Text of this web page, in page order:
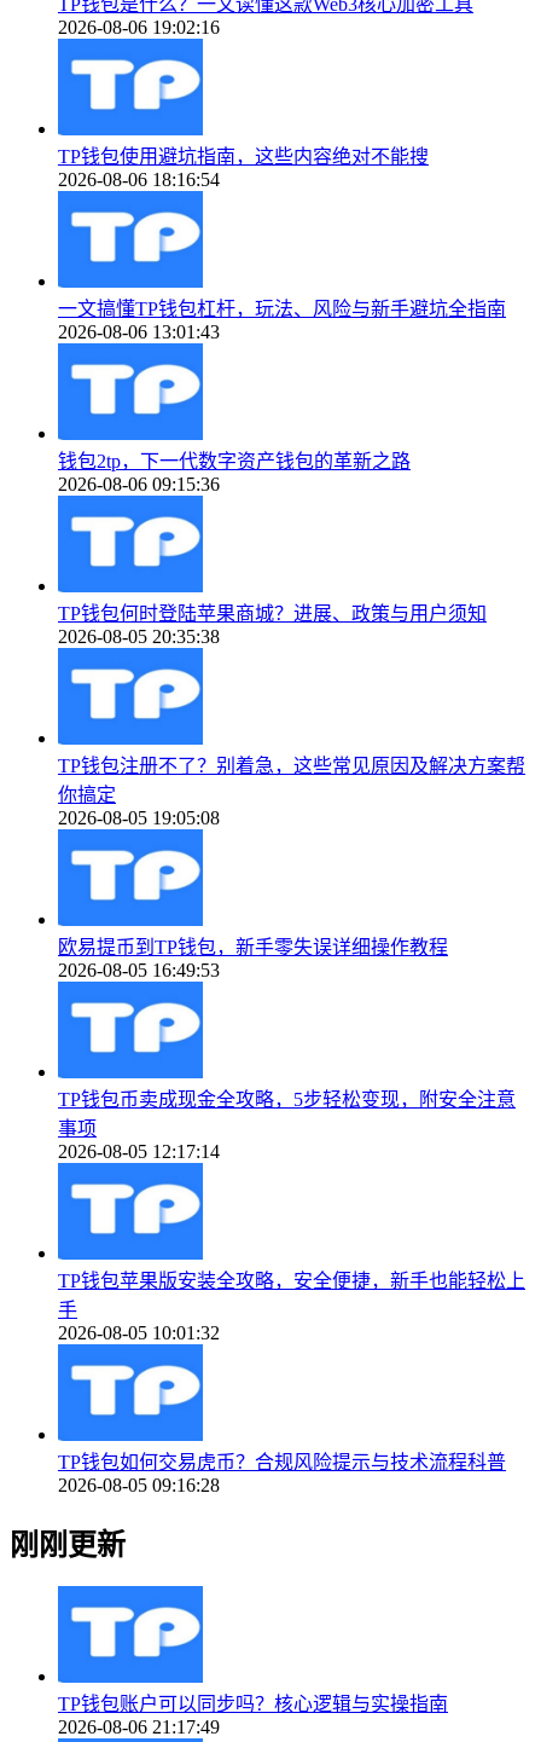
2026-08-06 19:02:16
TP钱包使用避坑指南，这些内容绝对不能搜
2026-08-06 18:16:54
一文搞懂TP钱包杠杆，玩法、风险与新手避坑全指南
2026-08-06 13:01:43
钱包2tp，下一代数字资产钱包的革新之路
2026-08-06 09:15:36
TP钱包何时登陆苹果商城？进展、政策与用户须知
2026-08-05 20:35:38
TP钱包注册不了？别着急，这些常见原因及解决方案帮
你搞定
2026-08-05 19:05:08
欧易提币到TP钱包，新手零失误详细操作教程
2026-08-05 16:49:53
TP钱包币卖成现金全攻略，5步轻松变现，附安全注意
事项
2026-08-05 12:17:14
TP钱包苹果版安装全攻略，安全便捷，新手也能轻松上
手
2026-08-05 10:01:32
TP钱包如何交易虎币？合规风险提示与技术流程科普
2026-08-05 09:16:28
刚刚更新
TP钱包账户可以同步吗？核心逻辑与实操指南
2026-08-06 21:17:49